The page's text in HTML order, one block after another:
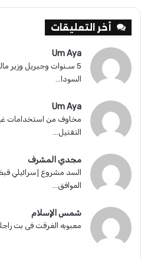
أخر التعليقات
Um Aya
السودا...
Um Aya
مخاوف من استخدامات
التقتيل...
مجدي المشرف
الموافق...
شمس الإسلام
معبوبه الغرقت فى بت